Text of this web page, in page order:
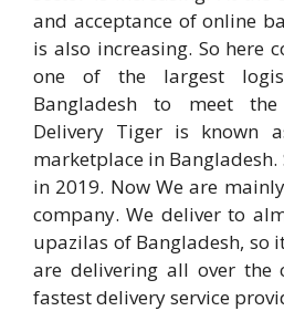
and acceptance of online
is also increasing. So here
one of the largest
Bangladesh to meet
Delivery Tiger is known
marketplace in Bangladesh.
in 2019. Now We are
company. We deliver to
upazilas of Bangladesh, so
are delivering all over the
fastest delivery service